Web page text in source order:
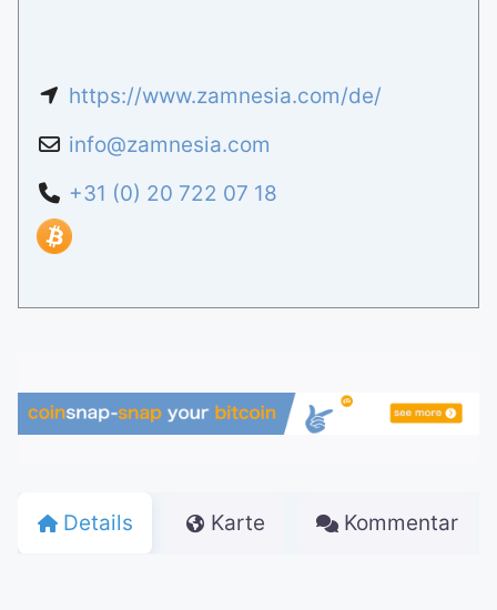
https://www.zamnesia.com/de/
info@zamnesia.com
+31 (0) 20 722 07 18
Details Karte Kommentar